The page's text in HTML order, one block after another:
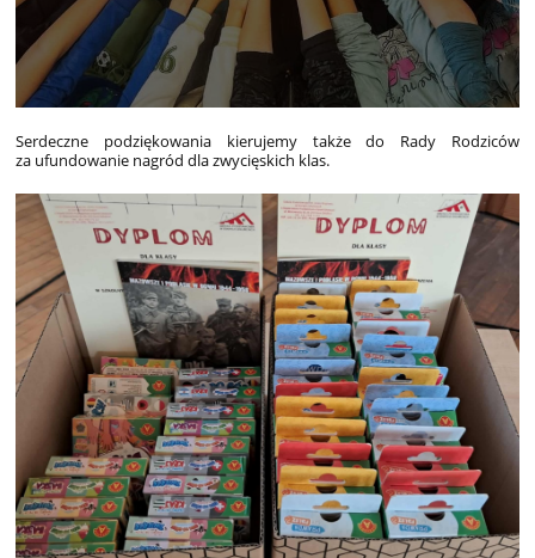
Serdeczne podziękowania kierujemy także do Rady Rodziców
za ufundowanie nagród dla zwycięskich klas.